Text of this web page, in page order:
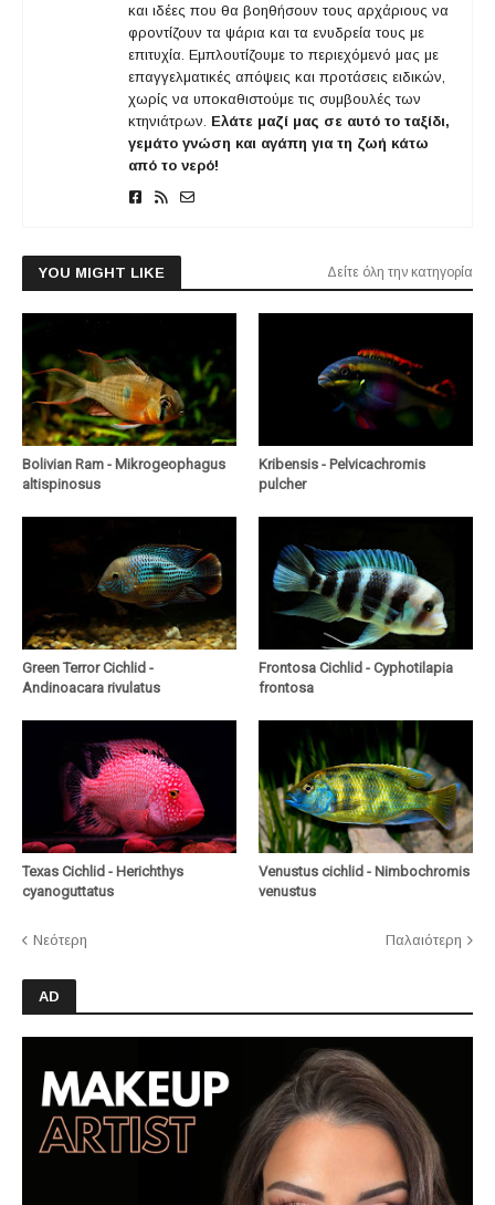
και ιδέες που θα βοηθήσουν τους αρχάριους να
φροντίζουν τα ψάρια και τα ενυδρεία τους με
επιτυχία. Εμπλουτίζουμε το περιεχόμενό μας με
επαγγελματικές απόψεις και προτάσεις ειδικών,
χωρίς να υποκαθιστούμε τις συμβουλές των
κτηνιάτρων. Ελάτε μαζί μας σε αυτό το ταξίδι,
γεμάτο γνώση και αγάπη για τη ζωή κάτω
από το νερό!
YOU MIGHT LIKE Δείτε όλη την κατηγορία
Bolivian Ram - Mikrogeophagus
altispinosus
Kribensis - Pelvicachromis
pulcher
Green Terror Cichlid -
Andinoacara rivulatus
Frontosa Cichlid - Cyphotilapia
frontosa
Texas Cichlid - Herichthys
cyanoguttatus
Venustus cichlid - Nimbochromis
venustus
Νεότερη Παλαιότερη
AD